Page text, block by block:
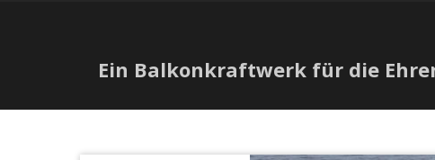
Ein Balkonkraftwerk für die